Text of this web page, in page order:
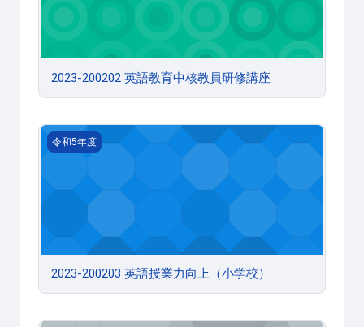
2023-200202 英語教育中核教員研修講座
2023-200203 英語授業力向上（小学校）
令和5年度
2023-200203 英語授業力向上（小学校）